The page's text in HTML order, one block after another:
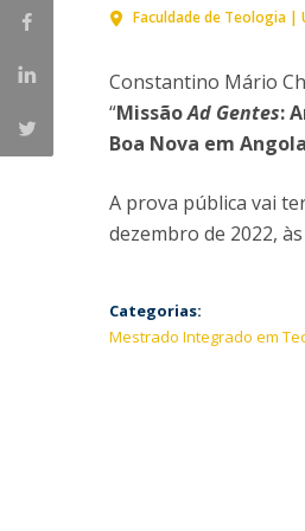
Centros de
Faculdade de Teologia |
Constantino Mário
“MissãoAd Gentes:
Boa Nova em
A prova pública vai
dezembro de 2022,
Categorias:
Mestrado Integrado em